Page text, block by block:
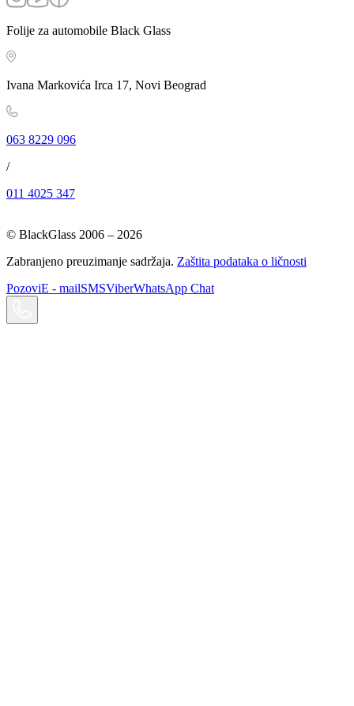
Folije za automobile Black Glass
Ivana Markovića Irca 17, Novi Beograd
063 8229 096
/
011 4025 347
© BlackGlass 2006 – 2026
Zabranjeno preuzimanje sadržaja. Zaštita podataka o ličnosti
PozoviE - mailSMSViberWhatsApp Chat